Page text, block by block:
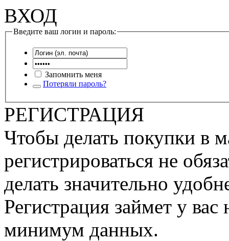
ВХОД
Введите ваш логин и пароль:
Запомнить меня
Потеряли пароль?
РЕГИСТРАЦИЯ
Чтобы делать покупки в
регистрироваться не
делать значительно
Регистрация займет у
минимум данных.